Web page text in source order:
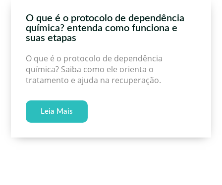
O que é o protocolo de dependência
química? entenda como funciona e
suas etapas
O que é o protocolo de dependência
química? Saiba como ele orienta o
tratamento e ajuda na recuperação.
Leia Mais